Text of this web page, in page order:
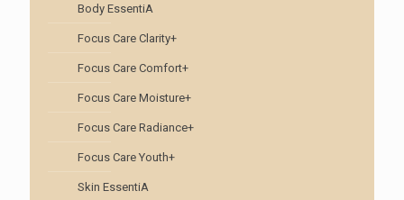
Body EssentiA
Focus Care Clarity+
Focus Care Comfort+
Focus Care Moisture+
Focus Care Radiance+
Focus Care Youth+
Skin EssentiA